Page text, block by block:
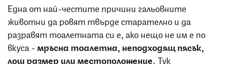
Една от най-честите причини гальовните
животни да ровят твърде старателно и да
разравят тоалетната си е, ако нещо не им е по
вкуса -мръсна тоалетна, неподходящ пясък,
лош размер или местоположение. Тук